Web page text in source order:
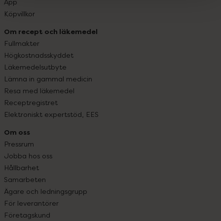
Köpvillkor
Om recept och läkemedel
Fullmakter
Högkostnadsskyddet
Läkemedelsutbyte
Lämna in gammal medicin
Resa med läkemedel
Receptregistret
Elektroniskt expertstöd, EES
Om oss
Pressrum
Jobba hos oss
Hållbarhet
Samarbeten
Ägare och ledningsgrupp
För leverantörer
Företagskund